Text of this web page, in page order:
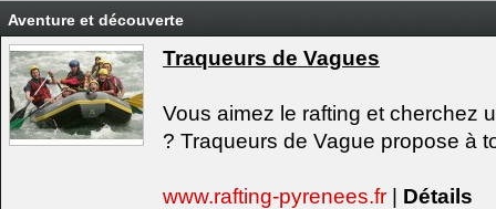
Aventure et découverte
Traqueurs de Vagues
Vous aimez le rafting et cherchez
? Traqueurs de Vague propose à
www.rafting-pyrenees.fr | Détails